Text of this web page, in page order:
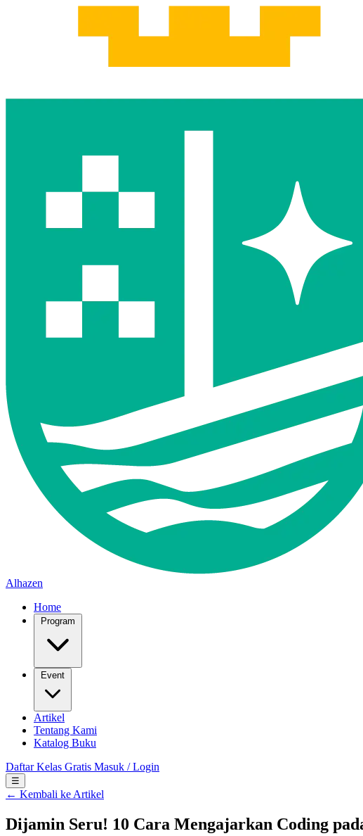
Alhazen
Home
Program
Event
Artikel
Tentang Kami
Katalog Buku
Daftar Kelas Gratis Masuk / Login
☰
← Kembali ke Artikel
Dijamin Seru! 10 Cara Mengajarkan Coding